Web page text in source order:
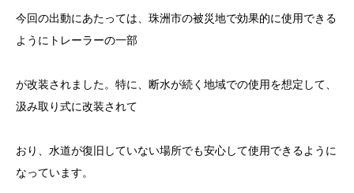
今回の出動にあたっては、珠洲市の被災地で効果的に使用できる
ようにトレーラーの一部
が改装されました。特に、断水が続く地域での使用を想定して、
汲み取り式に改装されて
おり、水道が復旧していない場所でも安心して使用できるように
なっています。